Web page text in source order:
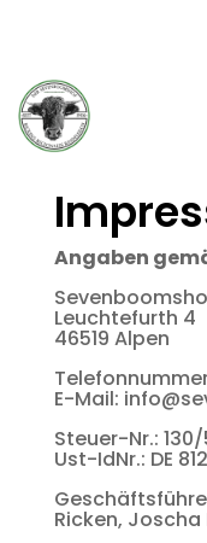
Angaben
Leuchtefurth 4
46519 Alpen
E-Mail:
Steuer-Nr.:
Ust-IdNr.: DE
Ricken, Joscha